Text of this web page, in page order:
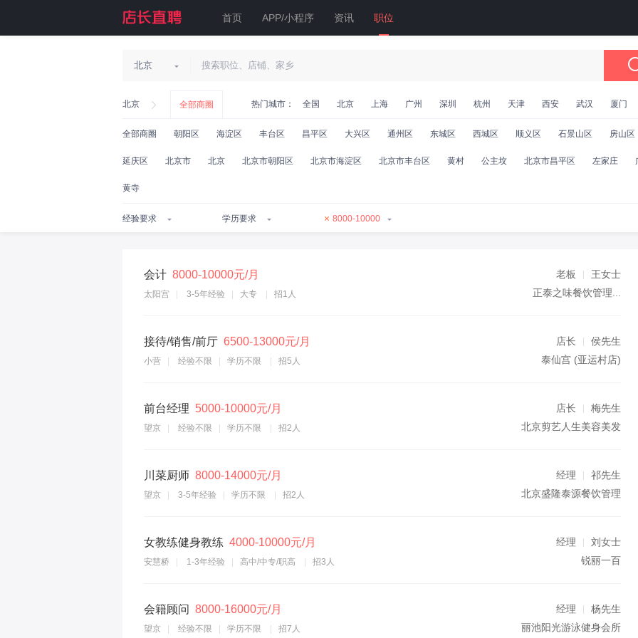
首页 APP/小程序 资讯 职位
北京
北京 全部商圈 热门城市： 全国 北京 上海 广州 深圳 杭州 天津 西安 武汉 厦门
全部商圈 朝阳区 海淀区 丰台区 昌平区 大兴区 通州区 东城区 西城区 顺义区 石景山区 房山区
延庆区 北京市 北京 北京市朝阳区 北京市海淀区 北京市丰台区 黄村 公主坟 北京市昌平区 左家庄
黄寺
8000-10000
会计 8000-10000元/月
太阳宫 3-5年经验 大专 招1人
老板
王女士
正泰之味餐饮管理...
接待/销售/前厅 6500-13000元/月
小营 经验不限 学历不限 招5人
店长
侯先生
泰仙宫 (亚运村店)
前台经理 5000-10000元/月
望京 经验不限 学历不限 招2人
店长
梅先生
北京剪艺人生美容美发
川菜厨师 8000-14000元/月
望京 3-5年经验 学历不限 招2人
经理
祁先生
北京盛隆泰源餐饮管理
女教练健身教练 4000-10000元/月
安慧桥 1-3年经验 高中/中专/职高 招3人
经理
刘女士
锐丽一百
会籍顾问 8000-16000元/月
望京 经验不限 学历不限 招7人
经理
杨先生
丽池阳光游泳健身会所